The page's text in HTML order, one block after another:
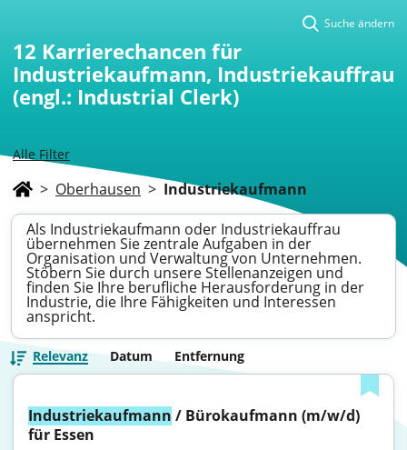
Alle Filter
Suche ändern
12 Karrierechancen für
Industriekaufmann, Industriekauffrau
(engl.: Industrial Clerk)
> Oberhausen > Industriekaufmann
Als Industriekaufmann oder Industriekauffrau
übernehmen Sie zentrale Aufgaben in der
Organisation und Verwaltung von Unternehmen.
Stöbern Sie durch unsere Stellenanzeigen und
finden Sie Ihre berufliche Herausforderung in der
Industrie, die Ihre Fähigkeiten und Interessen
anspricht.
Relevanz Datum Entfernung
Industriekaufmann / Bürokaufmann (m/w/d)
für Essen